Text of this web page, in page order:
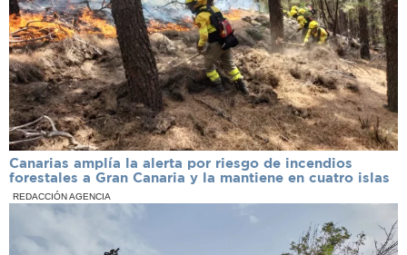
Canarias amplía la alerta por riesgo de incendios
forestales a Gran Canaria y la mantiene en cuatro islas
REDACCIÓN AGENCIA